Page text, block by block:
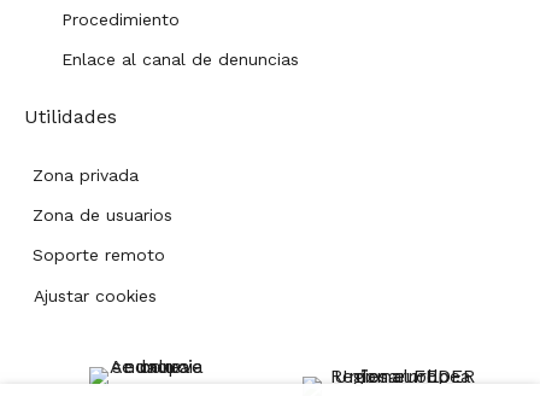
Procedimiento
Enlace al canal de denuncias
Utilidades
Zona privada
Zona de usuarios
Soporte remoto
Ajustar cookies